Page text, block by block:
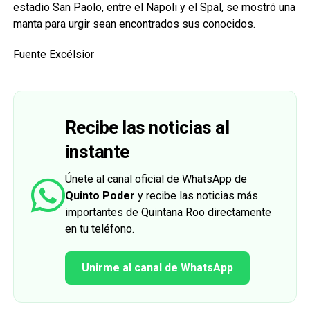
estadio San Paolo, entre el Napoli y el Spal, se mostró una
manta para urgir sean encontrados sus conocidos.
Fuente Excélsior
Recibe las noticias al
instante
Únete al canal oficial de WhatsApp de
Quinto Poder y recibe las noticias más
importantes de Quintana Roo directamente
en tu teléfono.
Unirme al canal de WhatsApp